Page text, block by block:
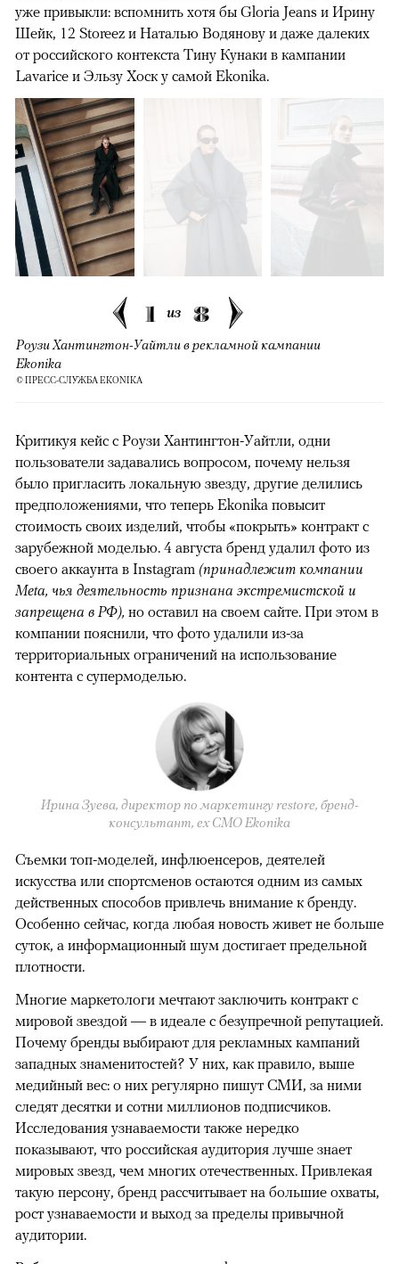
уже привыкли: вспомнить хотя бы Gloria Jeans и Ирину
Шейк, 12 Storeez и Наталью Водянову и даже далеких
от российского контекста Тину Кунаки в кампании
Lavarice и Эльзу Хоск у самой Ekonika.
1 из 8
Роузи Хантингтон-Уайтли в рекламной кампании
Ekonika
© ПРЕСС-СЛУЖБА EKONIKA
Критикуя кейс с Роузи Хантингтон-Уайтли, одни
пользователи задавались вопросом, почему нельзя
было пригласить локальную звезду, другие делились
предположениями, что теперь Ekonika повысит
стоимость своих изделий, чтобы «покрыть» контракт с
зарубежной моделью. 4 августа бренд удалил фото из
своего аккаунта в Instagram (принадлежит компании
Meta, чья деятельность признана экстремистской и
запрещена в РФ), но оставил на своем сайте. При этом в
компании пояснили, что фото удалили из-за
территориальных ограничений на использование
контента с супермоделью.
Ирина Зуева, директор по маркетингу restore, бренд-
консультант, eх CMO Ekonika
Съемки топ-моделей, инфлюенсеров, деятелей
искусства или спортсменов остаются одним из самых
действенных способов привлечь внимание к бренду.
Особенно сейчас, когда любая новость живет не больше
суток, а информационный шум достигает предельной
плотности.
Многие маркетологи мечтают заключить контракт с
мировой звездой — в идеале с безупречной репутацией.
Почему бренды выбирают для рекламных кампаний
западных знаменитостей? У них, как правило, выше
медийный вес: о них регулярно пишут СМИ, за ними
следят десятки и сотни миллионов подписчиков.
Исследования узнаваемости также нередко
показывают, что российская аудитория лучше знает
мировых звезд, чем многих отечественных. Привлекая
такую персону, бренд рассчитывает на большие охваты,
рост узнаваемости и выход за пределы привычной
аудитории.